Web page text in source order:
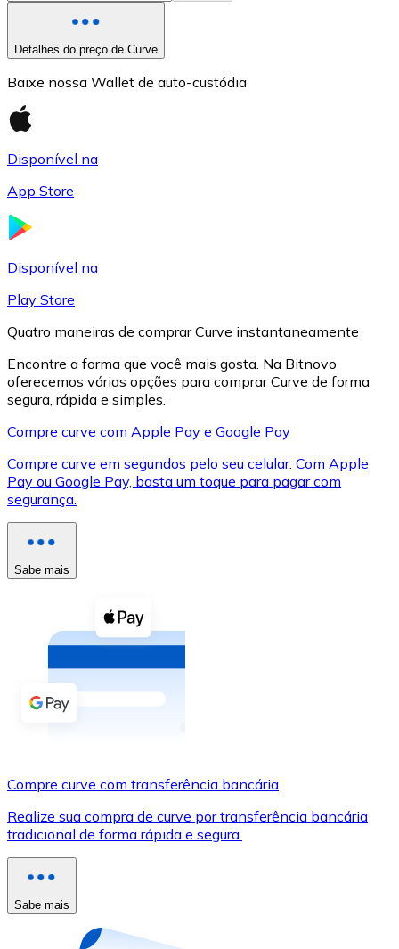
XRP
XRP
Ver tudo
Cupons cripto
Compre criptomoedas com dinheiro e outros
Comprar com dinheiro
Transferência SEPA
Use cartões Visa e Mastercard para comprar
Comprar com cartão
Detalhes do preço de Curve
Baixe nossa Wallet de auto-custódia
Disponível na
App Store
Disponível na
Play Store
Quatro maneiras de comprar Curve instantaneamente
Encontre a forma que você mais gosta. Na Bitnovo
oferecemos várias opções para comprar Curve de forma
segura, rápida e simples.
Compre curve com Apple Pay e Google Pay
Compre curve em segundos pelo seu celular. Com Apple
Pay ou Google Pay, basta um toque para pagar com
segurança.
Sabe mais
Compre curve com transferência bancária
Realize sua compra de curve por transferência bancária
tradicional de forma rápida e segura.
Sabe mais